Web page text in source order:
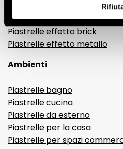
Piastrelle decorative
Piastrelle effetto brick
Piastrelle effetto metallo
Ambienti
Piastrelle bagno
Piastrelle cucina
Piastrelle da esterno
Piastrelle per la casa
Piastrelle per spazi